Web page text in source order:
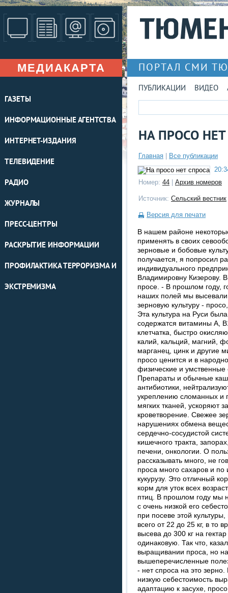
МЕДИАКАРТА
ГАЗЕТЫ
ИНФОРМАЦИОННЫЕ АГЕНТСТВА
ИНТЕРНЕТ-ИЗДАНИЯ
ТЕЛЕВИДЕНИЕ
РАДИО
ЖУРНАЛЫ
ПРЕСС-ЦЕНТРЫ
РАСКРЫТИЕ ИНФОРМАЦИИ
ПРОФИЛАКТИКА ТЕРРОРИЗМА И
ЭКСТРЕМИЗМА
ПОРТАЛ СМИ
ПУБЛИКАЦИИ ВИДЕО
НА ПРОСО
Главная
Все публикации
Номер: 44 Архив номеров
Источник: Сельский вестник
Версия для печати
В нашем районе
применять в своих
зерновые и бобовые
получается, я попросил
индивидуального
Владимировну Кизерову.
просе. - В прошлом году,
наших полей мы
зерновую культуру -
Эта культура на Руси
содержатся витамины А,
клетчатка, быстро
калий, кальций, магний,
марганец, цинк и другие
просо ценится и в
физические и
Препараты и обычные
антибиотики,
укреплению сломанных и
мягких тканей, ускоряют
кроветворение. Свежее
нарушениях обмена
сердечно-сосудистой
кишечного тракта,
печени, онкологии. О
рассказывать много, не
проса много сахаров и
кукурузу. Это отличный
корм для уток всех
птиц. В прошлом году мы
с очень низкой его
при посеве этой
всего от 22 до 25 кг, в то
высева до 300 кг на
одинаковую. Так что,
выращивании проса, но
вышеперечисленные
- нет спроса на это
низкую себестоимость
адаптацию к засухе,